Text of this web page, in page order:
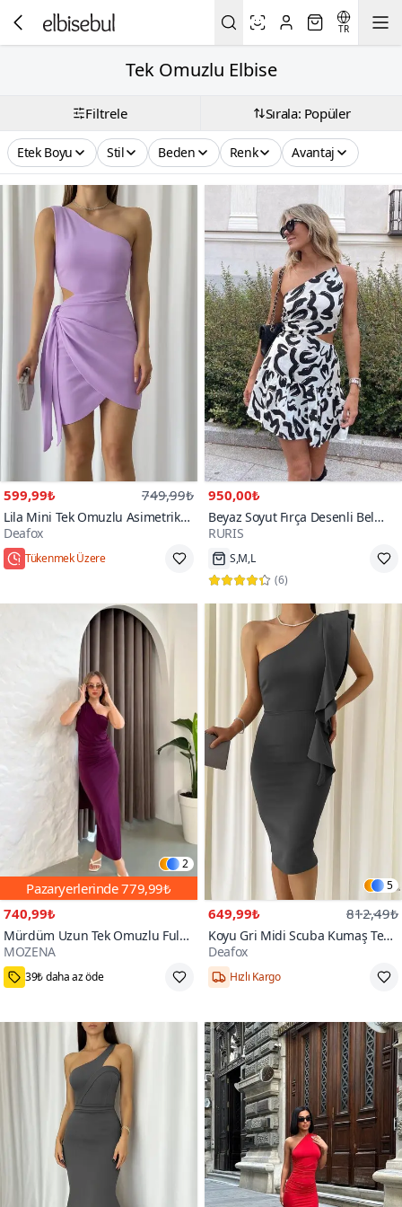
TR
Tek Omuzlu Elbise
Filtrele Sırala: Popüler
Etek Boyu Stil Beden Renk Avantaj
599,99₺ 749,99₺
Lila Mini Tek Omuzlu Asimetrik
Kesim Eteği Bağlamalı Krep
Kumaş Elbise
Deafox
Hızlı Kargo
950,00₺
Beyaz Soyut Fırça Desenli Bel
Dekolteli Tek Omuz Askılı Mini
Keten Elbise
RURIS
90+kişi favoriledi!
(6)
2
Pazaryerlerinde779,99₺
740,99₺
Mürdüm Uzun Tek Omuzlu Fular
Detaylı Drapeli Sandy Kumaş
Elbise
MOZENA
S,M,L
5
649,99₺ 812,49₺
Koyu Gri Midi Scuba Kumaş Tek
Omuzlu Volanlı Elbise
Deafox
S,M,L